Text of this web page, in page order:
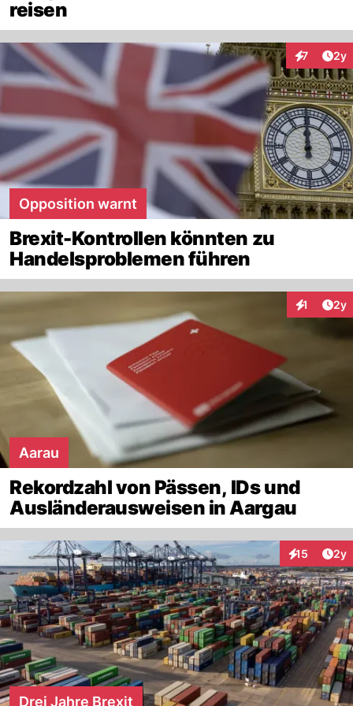
reisen
7 2y
Opposition warnt
Brexit-Kontrollen könnten zu
Handelsproblemen führen
1 2y
Aarau
Rekordzahl von Pässen, IDs und
Ausländerausweisen in Aargau
15 2y
Drei Jahre Brexit